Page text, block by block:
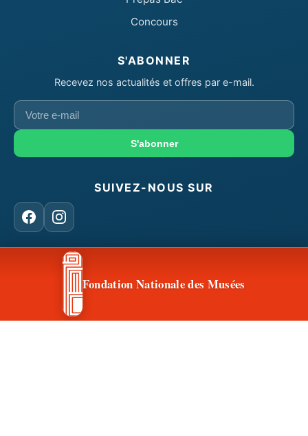
Concours
S'ABONNER
Recevez nos actualités et offres par e-mail.
Votre
e-
S'abonner
SUIVEZ-NOUS SUR
FacebookInstagram
CONTACT & ACCÈSFondation Nationale des Musées